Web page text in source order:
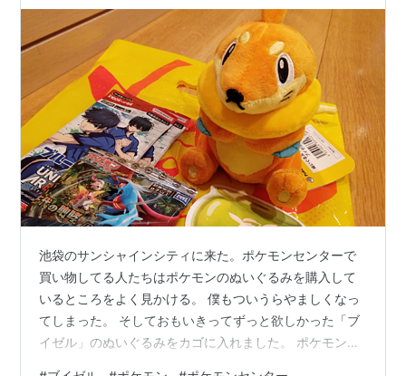
池袋のサンシャインシティに来た。ポケモンセンターで
買い物してる人たちはポケモンのぬいぐるみを購入して
いるところをよく見かける。 僕もついうらやましくなっ
てしまった。 そしておもいきってずっと欲しかった「ブ
イゼル」のぬいぐるみをカゴに入れました。 ポケモンセ